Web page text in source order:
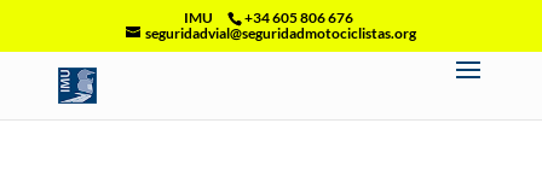
IMU
+34 605 806 676
seguridadvial@seguridadmotociclistas.org